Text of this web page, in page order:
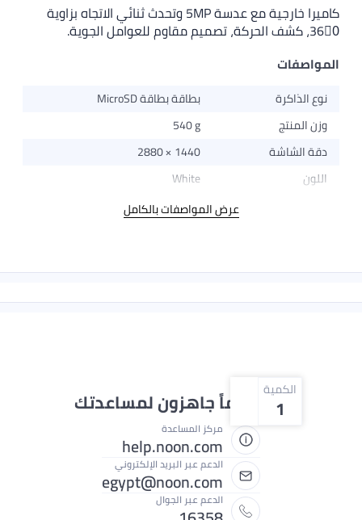
كاميرا خارجية مع عدسة 5MP وتحدث ثنائي الاتجاه بزاوية
نوع الذاكرة
بطاقة بطاقة MicroSD
وزن المنتج
دقة الشاشة
2880 × 1440
عرض المواصفات بالكامل
الكميةنحن دائماً جاهزون لمساعدتك
مركز المساعدة
help.noon.com
الدعم عبر البريد الإلكتروني
egypt@noon.com
الدعم عبر الجوال